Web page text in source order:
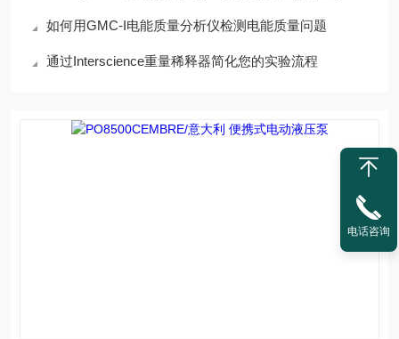
如何用GMC-I电能质量分析仪检测电能质量问题
通过Interscience重量稀释器简化您的实验流程
电话咨询